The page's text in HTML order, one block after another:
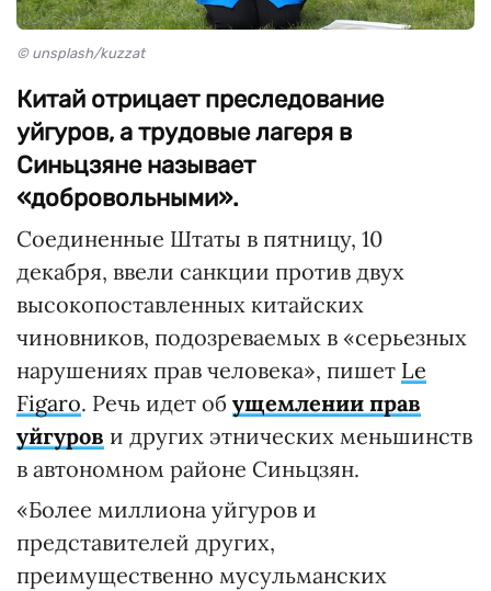
© unsplash/kuzzat
Китай отрицает преследование
уйгуров, а трудовые лагеря в
Синьцзяне называет
«добровольными».
Соединенные Штаты в пятницу, 10
декабря, ввели санкции против двух
высокопоставленных китайских
чиновников, подозреваемых в «серьезных
нарушениях прав человека», пишет Le
Fіgaro. Речь идет об ущемлении прав
уйгуров и других этнических меньшинств
в автономном районе Синьцзян.
«Более миллиона уйгуров и
представителей других,
преимущественно мусульманских